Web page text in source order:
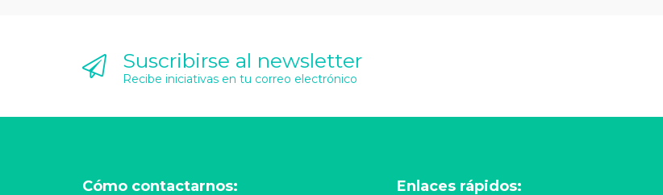
Suscribirse al newsletter
Recibe iniciativas en tu correo electrónico
Cómo contactarnos: Enlaces rápidos: